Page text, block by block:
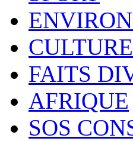
CULTURE
FAITS
AFRIQUE
SOS